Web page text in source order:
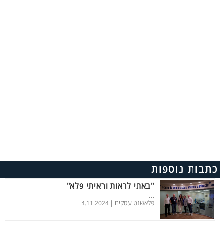
כתבות נוספות
"באתי לראות וראיתי פלא"
...
פלאשנט עסקים | 4.11.2024